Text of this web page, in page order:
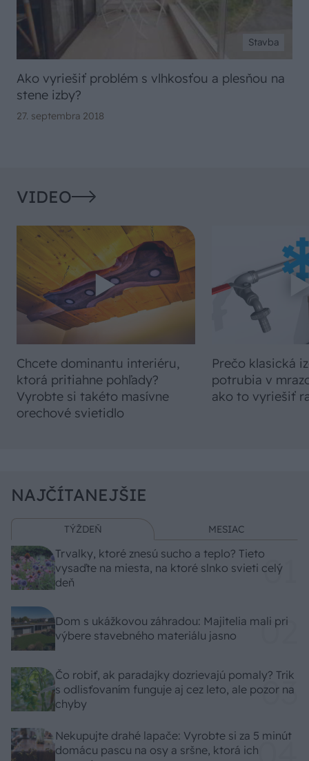
Stavba
Ako vyriešiť problém s vlhkosťou a plesňou na
stene izby?
27. septembra 2018
VIDEO
Chcete dominantu interiéru,
ktorá pritiahne pohľady?
Vyrobte si takéto masívne
orechové svietidlo
Prečo klasická
potrubia v
ako to vyriešiť
NAJČÍTANEJŠIE
TÝŽDEŇ MESIAC
Trvalky, ktoré znesú sucho a teplo? Tieto
vysaďte na miesta, na ktoré slnko svieti celý
deň
Dom s ukážkovou záhradou: Majitelia mali pri
výbere stavebného materiálu jasno
Čo robiť, ak paradajky dozrievajú pomaly? Trik
s odlisťovaním funguje aj cez leto, ale pozor na
chyby
Nekupujte drahé lapače: Vyrobte si za 5 minút
domácu pascu na osy a sršne, ktorá ich